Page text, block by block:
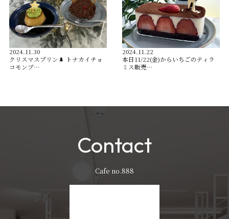
2024.11.30
クリスマスプリン🌲 トナカイチョ
コモンブ…
2024.11.22
本日11/22(金)からいちごのティラ
ミス販売…
Contact
Cafe no.888